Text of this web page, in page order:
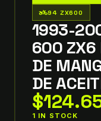
two_wheeler94 ZX600
1993-
600 ZX6
DE
DE
$
1 IN STOCK